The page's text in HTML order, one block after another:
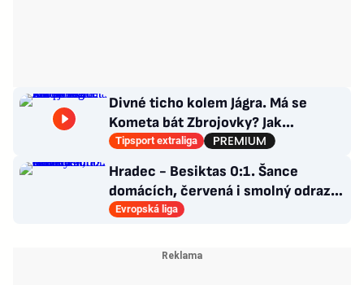
Divné ticho kolem Jágra. Má se
Kometa bát Zbrojovky? Jak
poskládat Pardubice
Tipsport extraliga
Hradec - Besiktas 0:1. Šance
domácích, červená i smolný odraz.
Votroci budou dotahovat
Evropská liga